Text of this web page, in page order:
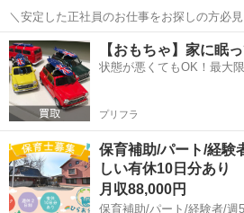
＼安定した正社員のお仕事をお探しの方必見！／ 「未経験から
になれる？」 「すぐに働ける仕事が知りたい！」 「長期安定の職場で
働きたい！」 ⇒ そんなアナタにピッ
東京 稲城市 工場 未経験
【おもちゃ】家に眠
状態が悪くてもOK！最大
プリフラ
保育補助/パート/経験
しい有休10日分あり
月収88,000円